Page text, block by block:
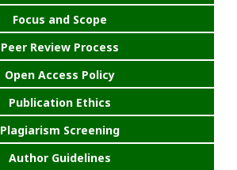
Focus and Scope
Peer Review Process
Open Access Policy
Publication Ethics
Plagiarism Screening
Author Guidelines